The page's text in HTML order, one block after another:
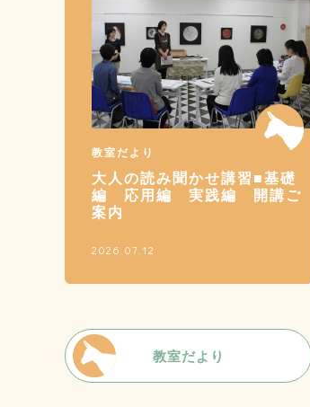
教室だより
大人の読み聞かせ講習■基礎
編 応用編 実践編 開講ご
案内
2026.07.12
教室だより